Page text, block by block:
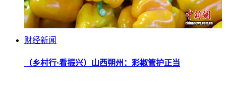
财经新闻
（乡村行·看振兴）山西朔州：彩椒管护正当